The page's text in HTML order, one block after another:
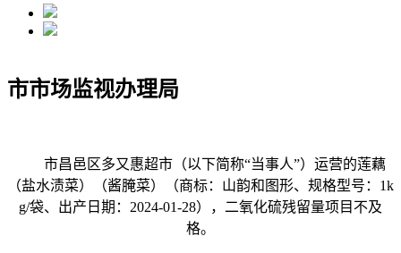
市市场监视办理局
市昌邑区多又惠超市（以下简称“当事人”）运营的莲藕
（盐水渍菜）（酱腌菜）（商标：山韵和图形、规格型号：1k
g/袋、出产日期：2024-01-28），二氧化硫残留量项目不及
格。